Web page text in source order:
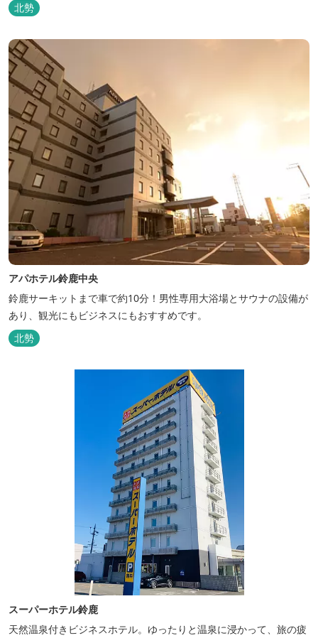
北勢
アパホテル鈴鹿中央
鈴鹿サーキットまで車で約10分！男性専用大浴場とサウナの設備が
あり、観光にもビジネスにもおすすめです。
北勢
スーパーホテル鈴鹿
天然温泉付きビジネスホテル。ゆったりと温泉に浸かって、旅の疲